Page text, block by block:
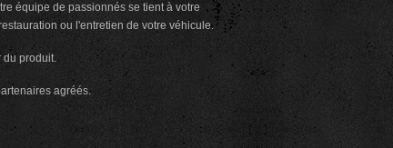
équipe de passionnés se tient à votre
ou l'entretien de votre véhicule.
du produit.
agréés.